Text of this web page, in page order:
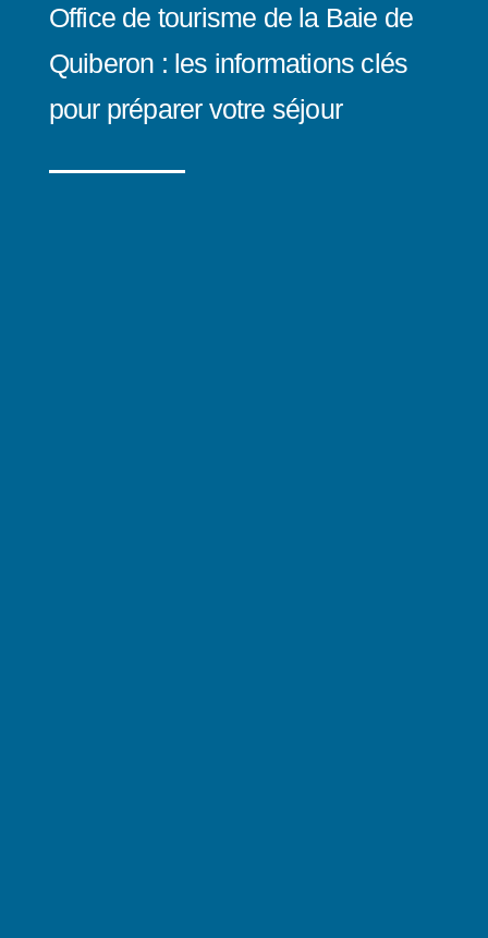
Office de tourisme de la Baie de
Quiberon : les informations clés
pour préparer votre séjour